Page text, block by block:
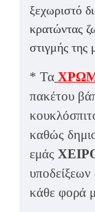
ξεχωριστό
κρατώντας
στιγμής της
* Τα
πακέτου
καθώς
εμάς
υποδείξεων
κάθε φορά